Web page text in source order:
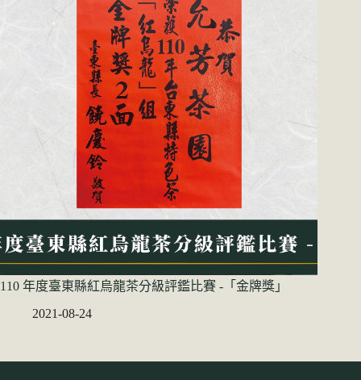
110 年度臺東縣紅烏龍茶分級評鑑比賽 -「金牌獎」
2021-08-24